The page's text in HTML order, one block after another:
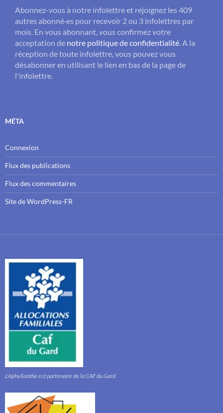
Abonnez-vous à notre infolettre et rejoignez les 409
autres abonné·es pour recevoir 2 ou 3 infolettres par
mois. En vous abonnant, vous confirmez votre
acceptation de notre politique de confidentialité. A la
réception de toute infolettre, vous pouvez vous
désabonner en utilisant le lien en bas de la page de
l'infolettre.
MÉTA
Connexion
Flux des publications
Flux des commentaires
Site de WordPress-FR
L'Aphyllanthe est partenaire de la CAF du Gard